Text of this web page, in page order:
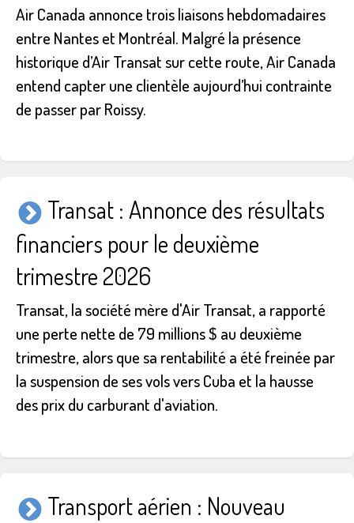
Air Canada annonce trois liaisons hebdomadaires
entre Nantes et Montréal. Malgré la présence
historique d’Air Transat sur cette route, Air Canada
entend capter une clientèle aujourd’hui contrainte
de passer par Roissy.
Transat : Annonce des résultats
financiers pour le deuxième
trimestre 2026
Transat, la société mère d'Air Transat, a rapporté
une perte nette de 79 millions $ au deuxième
trimestre, alors que sa rentabilité a été freinée par
la suspension de ses vols vers Cuba et la hausse
des prix du carburant d'aviation.
Transport aérien : Nouveau